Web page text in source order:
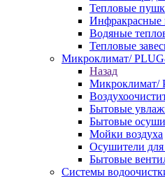
Тепловые
Инфракрасные
Водяные
Тепловые
Микроклимат/
Назад
Микроклимат/
Бытовые
Бытовые
Мойки воздуха
Осушители для
Бытовые
Системы